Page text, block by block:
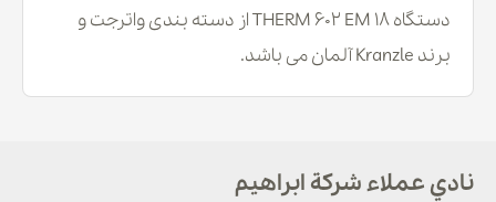
دستگاه THERM 602 EM 18 از دسته بندی واترجت و
برند Kranzle آلمان می باشد.
نادي عملاء شركة ابراهيم